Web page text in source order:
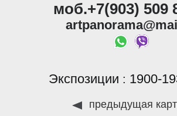
моб.+7(903) 509
Экспозиции : 1900-
предыдущая